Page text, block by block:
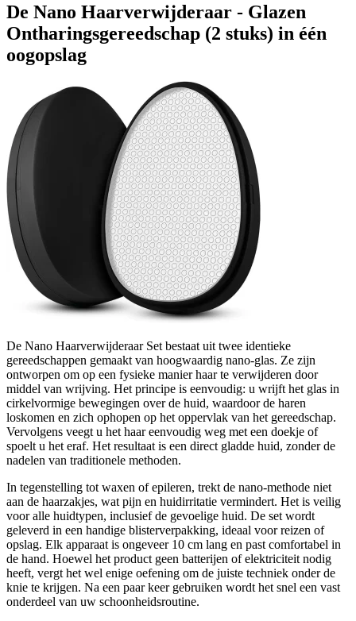
De Nano Haarverwijderaar - Glazen
Ontharingsgereedschap (2 stuks) in één
oogopslag
De Nano Haarverwijderaar Set bestaat uit twee identieke
gereedschappen gemaakt van hoogwaardig nano-glas. Ze zijn
ontworpen om op een fysieke manier haar te verwijderen door
middel van wrijving. Het principe is eenvoudig: u wrijft het glas in
cirkelvormige bewegingen over de huid, waardoor de haren
loskomen en zich ophopen op het oppervlak van het gereedschap.
Vervolgens veegt u het haar eenvoudig weg met een doekje of
spoelt u het eraf. Het resultaat is een direct gladde huid, zonder de
nadelen van traditionele methoden.
In tegenstelling tot waxen of epileren, trekt de nano-methode niet
aan de haarzakjes, wat pijn en huidirritatie vermindert. Het is veilig
voor alle huidtypen, inclusief de gevoelige huid. De set wordt
geleverd in een handige blisterverpakking, ideaal voor reizen of
opslag. Elk apparaat is ongeveer 10 cm lang en past comfortabel in
de hand. Hoewel het product geen batterijen of elektriciteit nodig
heeft, vergt het wel enige oefening om de juiste techniek onder de
knie te krijgen. Na een paar keer gebruiken wordt het snel een vast
onderdeel van uw schoonheidsroutine.